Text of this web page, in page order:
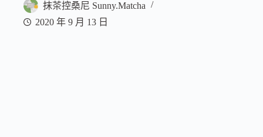
抹茶控桑尼 Sunny.Matcha
2020 年 9 月 13 日